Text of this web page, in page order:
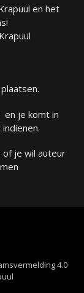
en het
en je komt in
je wil auteur
4.0